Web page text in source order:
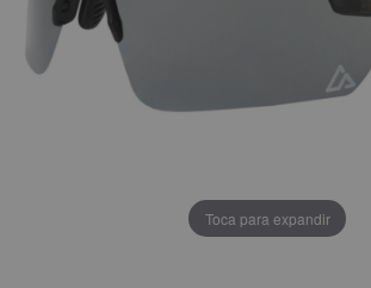
Toca para expandir